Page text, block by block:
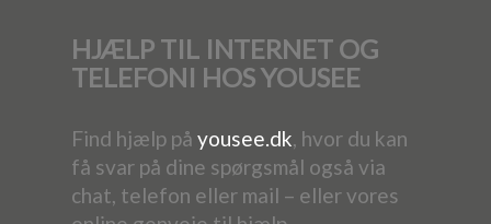
HJÆLP TIL INTERNET OG
TELEFONI HOS YOUSEE
Find hjælp på yousee.dk, hvor du kan
få svar på dine spørgsmål også via
chat, telefon eller mail – eller vores